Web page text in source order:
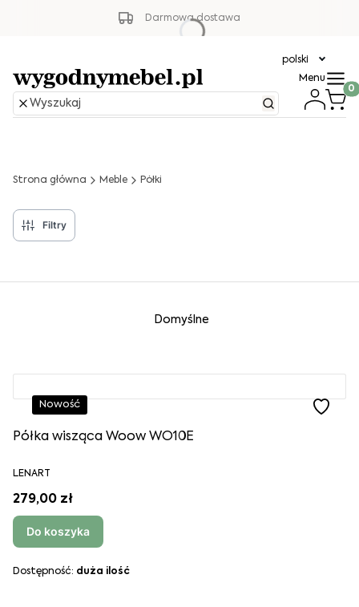
Darmowa dostawa
polski
Menu
Strona główna Meble Półki
Filtry
Domyślne
Nowość
Półka wisząca Woow WO10E
LENART
279,00 zł
Do koszyka
Dostępność: duża ilość